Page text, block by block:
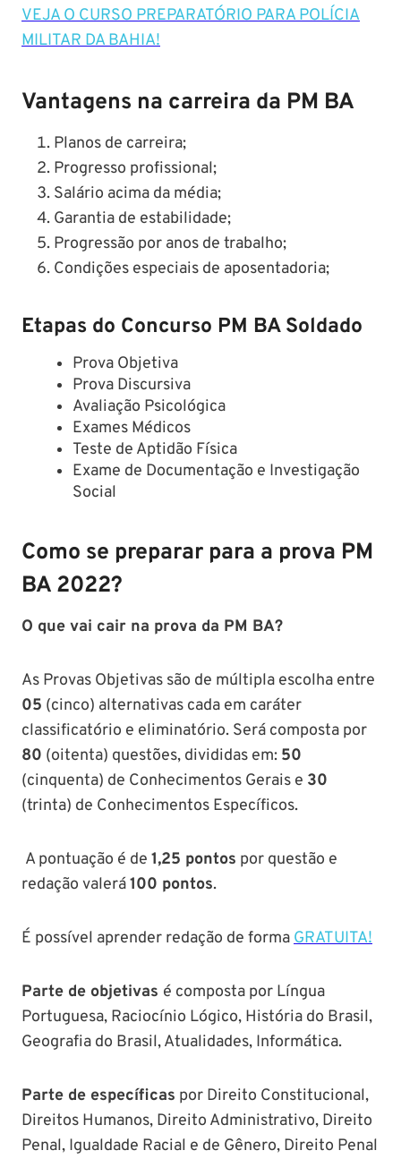
VEJA O CURSO PREPARATÓRIO PARA POLÍCIA
MILITAR DA BAHIA!
Vantagens na carreira da PM BA
Planos de carreira;
Progresso profissional;
Salário acima da média;
Garantia de estabilidade;
Progressão por anos de trabalho;
Condições especiais de aposentadoria;
Etapas do Concurso PM BA Soldado
Prova Objetiva
Prova Discursiva
Avaliação Psicológica
Exames Médicos
Teste de Aptidão Física
Exame de Documentação e Investigação
Social
Como se preparar para a prova PM
BA 2022?
O que vai cair na prova da PM BA?
As Provas Objetivas são de múltipla escolha entre
05 (cinco) alternativas cada em caráter
classificatório e eliminatório. Será composta por
80 (oitenta) questões, divididas em: 50
(cinquenta) de Conhecimentos Gerais e 30
(trinta) de Conhecimentos Específicos.
A pontuação é de 1,25 pontos por questão e
redação valerá100 pontos.
É possível aprender redação de formaGRATUITA!
Parte de objetivas é composta por Língua
Portuguesa, Raciocínio Lógico, História do Brasil,
Geografia do Brasil, Atualidades, Informática.
Parte de específicas por Direito Constitucional,
Direitos Humanos, Direito Administrativo, Direito
Penal, Igualdade Racial e de Gênero, Direito Penal